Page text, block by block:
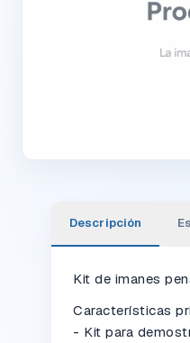
Descripción
Kit de imanes
Características
- Kit para